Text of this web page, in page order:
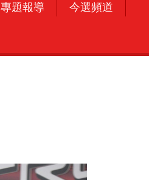
專題報導 今選頻道